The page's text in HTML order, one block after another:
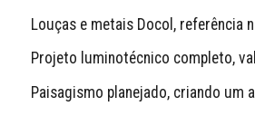
Louças e metais Docol, referência
Projeto luminotécnico completo,
Paisagismo planejado, criando um